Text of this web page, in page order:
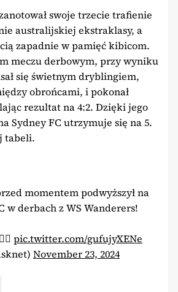
swoje trzecie trafienie
australijskiej ekstraklasy, a
zapadnie w pamięć kibicom.
meczu derbowym, przy wyniku
się świetnym dryblingiem,
obrońcami, i pokonał
rezultat na 4:2. Dzięki jego
Sydney FC utrzymuje się na 5.
tabeli.
momentem podwyższył na
w derbach z WS Wanderers!
pic.twitter.com/gufujyXENe
November 23, 2024